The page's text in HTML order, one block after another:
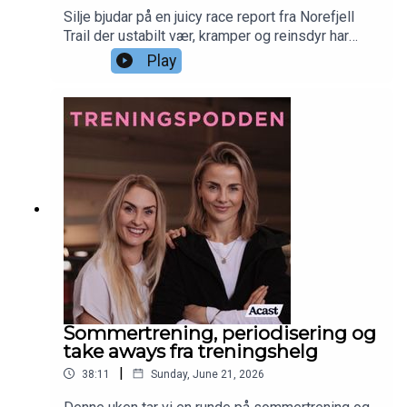
Silje bjudar på en juicy race report fra Norefjell
Trail der ustabilt vær, kramper og reinsdyr har
fargelagt opplevelsen, blant annet. Psykologisk
fleksibilitet blir også et hett tema i denne
episoden der vi embracer evnen til å tilpasse seg
endringer og å tåle at ting ikke alltid går som
planlagt. Ellers er Pia på et godt sted med hofta,
Silje dyrker nakenbading og begge deler også
sine ferie og sommerplaner. God lytt og GOD
SOMMER!
Play
Sommertrening, periodisering og
take aways fra treningshelg
38:11 | Sunday, June 21, 2026